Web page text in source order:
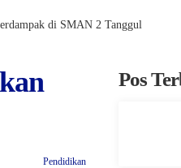
di SMAN 2 Tanggul
Pendidikan
Pos